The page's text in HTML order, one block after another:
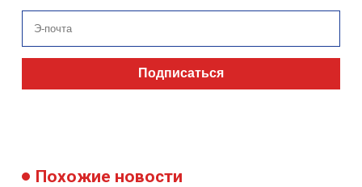
Подписаться
Похожие новости